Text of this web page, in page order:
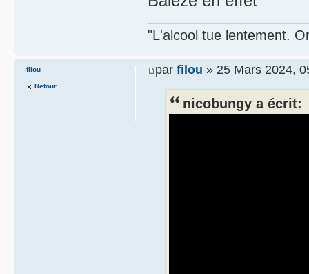
"L'alcool tue lentement.
par filou » 25 Mars 2024,
nicobungy a écrit:
filou
Retour